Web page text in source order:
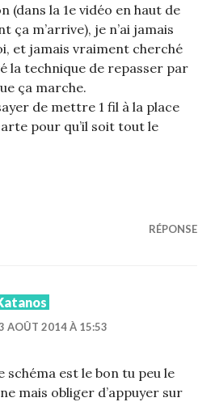
(dans la 1e vidéo en haut de
ça m’arrive), je n’ai jamais
et jamais vraiment cherché
la technique de repasser par
ça marche.
de mettre 1 fil à la place
pour qu’il soit tout le
RÉPONSE
AOÛT 2014 À 15:53
schéma est le bon tu peu le
mais obliger d’appuyer sur